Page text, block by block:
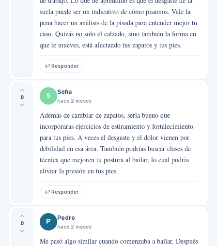
suela puede ser un indicativo de cómo pisamos. Vale la
pena hacer un análisis de la pisada para entender mejor tu
caso. Quizás no solo el calzado, sino también la forma en
que te mueves, está afectando tus zapatos y tus pies.
↩ Responder
0 S Sofía
hace 2 meses
Además de cambiar de zapatos, sería bueno que
incorporaras ejercicios de estiramiento y fortalecimiento
para tus pies. A veces el desgaste y el dolor vienen por
debilidad en esa área. También podrías buscar clases de
técnica que mejoren tu postura al bailar, lo cual podría
aliviar la presión en tus pies.
↩ Responder
0 P Pedro
hace 2 meses
Me pasó algo similar cuando comenzaba a bailar. Después